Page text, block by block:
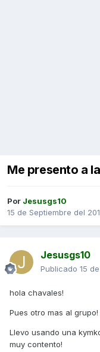
Me presento a
Por Jesusgs10
15 de Septiembre del
Jesusgs10
Publicado 15
hola chavales!
Pues otro mas al grupo!
Llevo usando una
muy contento!